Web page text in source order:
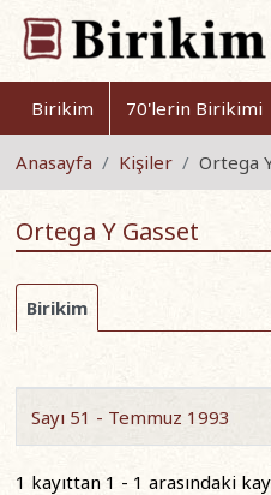
Birikim 70'lerin Birikimi
Anasayfa Kişiler Ortega
Ortega Y Gasset
Birikim
Sayı 51 - Temmuz 1993
1 kayıttan 1 - 1 arasındaki